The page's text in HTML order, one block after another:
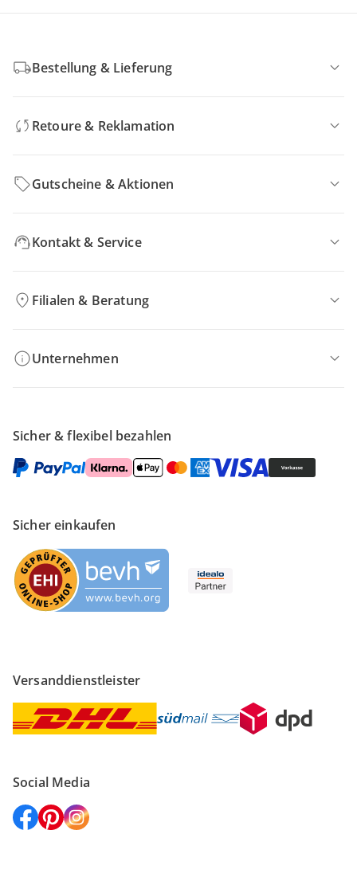
Bestellung & Lieferung
Retoure & Reklamation
Gutscheine & Aktionen
Kontakt & Service
Filialen & Beratung
Unternehmen
Sicher & flexibel bezahlen
Sicher einkaufen
Versanddienstleister
Social Media